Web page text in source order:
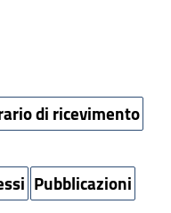
di ricevimento
Pubblicazioni